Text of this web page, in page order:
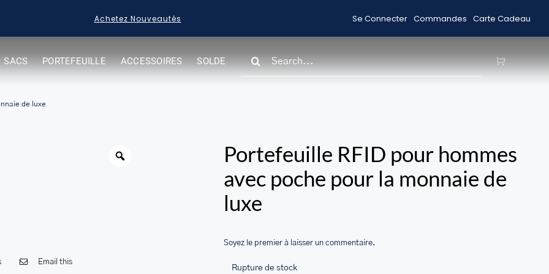
Achetez Nouveautés Acheter des Articles en Solde
Se Connecter Commandes Carte Cadeau
SACS PORTEFEUILLE ACCESSOIRES SOLDE
FOR:
de luxe
content/themes/Avada/
woocommerce.php
Email this
Portefeuille RFID pour hommes
avec poche pour la monnaie de
luxe
Soyez le premier à laisser un commentaire.
Rupture de stock